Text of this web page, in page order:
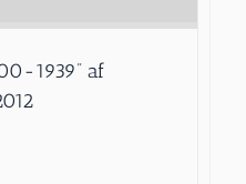
1939” af